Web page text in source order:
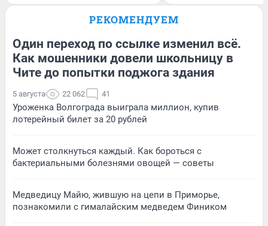
РЕКОМЕНДУЕМ
Один переход по ссылке изменил всё.
Как мошенники довели школьницу в
Чите до попытки поджога здания
5 августа 22 062 41
Уроженка Волгограда выиграла миллион, купив
лотерейный билет за 20 рублей
Может столкнуться каждый. Как бороться с
бактериальными болезнями овощей — советы
Медведицу Майю, жившую на цепи в Приморье,
познакомили с гималайским медведем Фиником